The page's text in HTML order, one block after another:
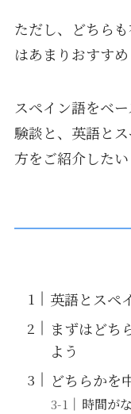
ただし、どちら
はあまりおすすめ
スペイン語をベ
験談と、英語と
方をご紹介したい
英語とスペ
まずはどち
よう
どちらかを
時間が